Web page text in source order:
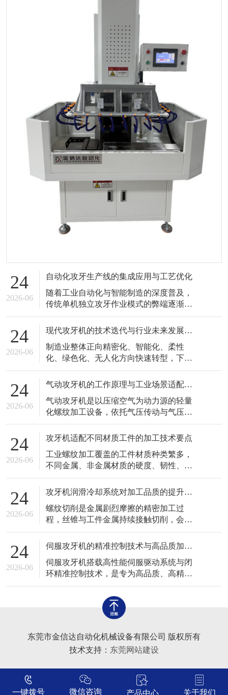
24
2026-06
自动化攻牙生产线的集成应用与工艺优化
随着工业自动化与智能制造的深度普及，
传统单机独立攻牙作业模式的弊端逐渐凸
显，工序分散、人工干预多、转运效率
低、品质一致性差的问题，难以适配现代
化智能工厂的一体化生产需求。自动化攻
牙生产线以攻牙机为核心加工单元，整合
自动上下料、智能输送、精准定位、碎屑
清理、成品分拣等辅助设备，形成全流程
闭环自动化
24
2026-06
现代攻牙机的技术迭代与行业未来发展趋势
制造业整体正向精密化、智能化、柔性
化、绿色化、无人化方向快速转型，下游
产业对螺纹加工的精度标准、品质稳定
性、生产效率、柔性适配能力的要求不断
提升，倒逼攻牙机行业持续开展技术迭代
与性能升级。传统老式攻牙机结构简单、
功能单一、参数粗放、智能化程度低，仅
能满足低标准、粗放式的普通螺纹加工需
求，已经难以
24
2026-06
气动攻牙机的工作原理与工业场景适配优势
气动攻牙机是以压缩空气为动力源的轻量
化螺纹加工设备，依托气压传动与气压调
控原理实现丝锥旋转切削作业，凭借结构
轻便、操作灵活、安全性高、环境适配性
移动式加工、现场修补、多品类小件加工
场景中应用广泛，与固定式自动化攻牙设
备形成良好互补，完善了工业螺纹加工设
备体系。
24
2026-06
攻牙机适配不同材质工件的加工技术要点
工业螺纹加工覆盖的工件材质种类繁多，
不同金属、非金属材质的硬度、韧性、延
展性、切削特性存在明显差异，对应的切
削阻力、摩擦系数、加工变形程度各不相
数加工各类工件，极易出现粘刀、毛刺、
牙型残缺、丝锥断裂、工件变形等加工缺
陷。熟练掌握攻牙机针对不同材质的适配
加工技术
24
2026-06
攻牙机润滑冷却系统对加工品质的提升作用
螺纹切削是金属剧烈摩擦的精密加工过
程，丝锥与工件金属持续接触切削，会产
生大量摩擦热量与细小金属碎屑，高温、
干摩擦、碎屑堆积是导致螺纹瑕疵、丝锥
磨损、工件变形的核心诱因。润滑冷却系
统作为攻牙机的重要辅助核心系统，承担
着降温、润滑、排屑、护刀、提亮螺纹表
面的重要作用，系统运行的稳定性与适配
24
2026-06
伺服攻牙机的精准控制技术与高品质加工优势
伺服攻牙机搭载高性能伺服驱动系统与闭
环精准控制技术，是专为高品质、高精度
螺纹加工打造的专用设备，有效解决了传
统普通攻牙机转速不稳、进给不同步、力
度不可控、螺距偏差、牙型粗糙等诸多问
题，广泛应用于高端精密零部件、高精度
是现代精密螺纹加工的核心主力设备之
一。 传
东莞市金信达自动化机械设备有限公司 版权所有
技术支持： 东莞网站建设
一键拨号 微信咨询 产品中心 关于我们